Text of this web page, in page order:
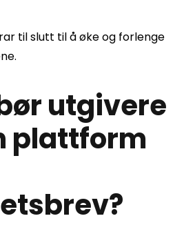
til slutt til å øke og forlenge
utgivere
plattform